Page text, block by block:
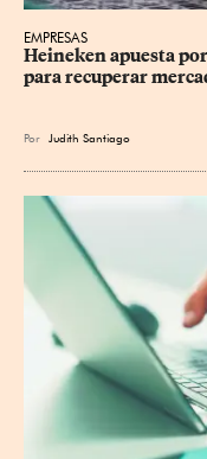
EMPRESAS
Heineken apuesta
para recuperar
Por Judith Santiago